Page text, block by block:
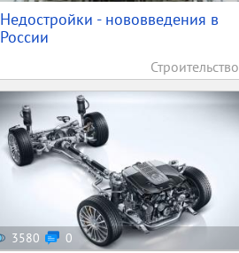
Недостройки - нововведения в
России
Строительство
3580 0